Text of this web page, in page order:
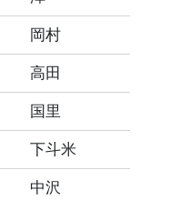
岡村
高田
国里
下斗米
中沢